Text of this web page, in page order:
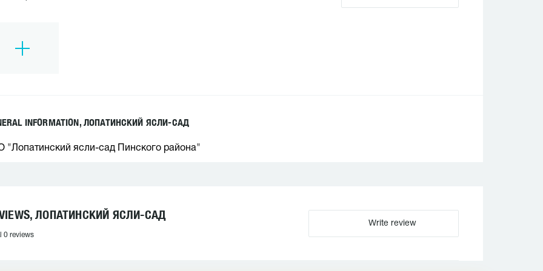
INFORMATION, ЛОПАТИНСКИЙ ЯСЛИ-САД
"Лопатинский ясли-сад Пинского района"
ЛОПАТИНСКИЙ ЯСЛИ-САД
0 reviews
Write review